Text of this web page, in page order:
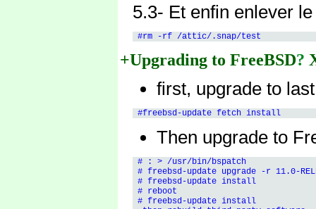
5.3- Et enfin enlever
+Upgrading to FreeBSD?
first, upgrade to
Then upgrade to
# : > /usr/bin/bspatch
# freebsd-update upgrade -r 11.0-
# freebsd-update install
# reboot
# freebsd-update install